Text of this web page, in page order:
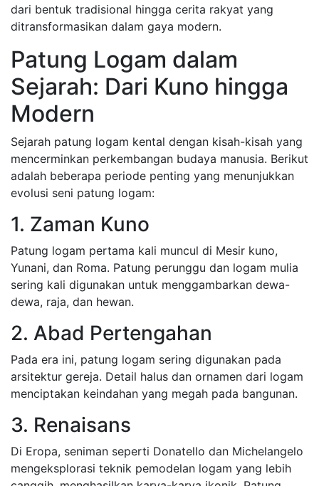
dari bentuk tradisional hingga cerita rakyat yang
ditransformasikan dalam gaya modern.
Patung Logam dalam
Sejarah: Dari Kuno hingga
Modern
Sejarah patung logam kental dengan kisah-kisah yang
mencerminkan perkembangan budaya manusia. Berikut
adalah beberapa periode penting yang menunjukkan
evolusi seni patung logam:
1. Zaman Kuno
Patung logam pertama kali muncul di Mesir kuno,
Yunani, dan Roma. Patung perunggu dan logam mulia
sering kali digunakan untuk menggambarkan dewa-
dewa, raja, dan hewan.
2. Abad Pertengahan
Pada era ini, patung logam sering digunakan pada
arsitektur gereja. Detail halus dan ornamen dari logam
menciptakan keindahan yang megah pada bangunan.
3. Renaisans
Di Eropa, seniman seperti Donatello dan Michelangelo
mengeksplorasi teknik pemodelan logam yang lebih